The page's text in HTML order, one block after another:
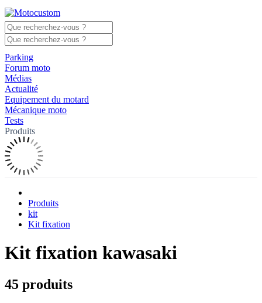
Parking
Forum moto
Médias
Actualité
Equipement du motard
Mécanique moto
Tests
Produits
Produits
kit
Kit fixation
Kit fixation kawasaki
45 produits